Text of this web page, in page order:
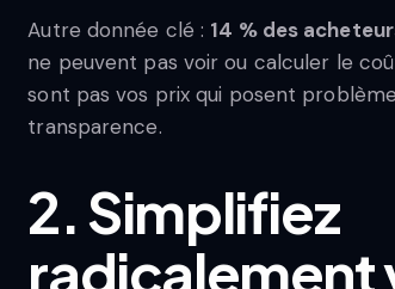
Autre donnée clé : 14 % des
ne peuvent pas voir ou calculer le
sont pas vos prix qui posent
transparence.
2. Simplifiez
radicalement